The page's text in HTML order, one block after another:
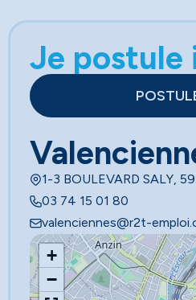
Je postule
1-3 BOULEVARD SALY,
03 74 15 01 80
valenciennes@r2t-
+
−